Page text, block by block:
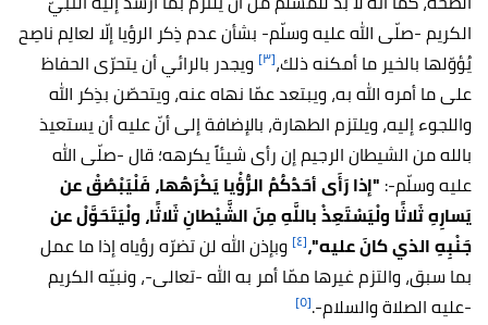
الكريم -صلّى الله عليه وسلّم- بشأن عدم ذِكر الرؤيا إلّا لعالِم ناصِح
يُؤوّلها بالخير ما أمكنه ذلك،[٣]
ويجدر بالرائي أن يتحرّى الحفاظ
على ما أمره الله به، ويبتعد عمّا نهاه عنه، ويتحصّن بذِكر الله
واللجوء إليه، ويلتزم الطهارة، بالإضافة إلى أنّ عليه أن يستعيذ
بالله من الشيطان الرجيم إن رأى شيئاً يكرهه؛ قال -صلّى الله
عليه وسلّم-: "إذا رَأَى أحَدُكُمُ الرُّؤْيا يَكْرَهُها، فَلْيَبْصُقْ عن
يَسارِهِ ثَلاثًا ولْيَسْتَعِذْ باللَّهِ مِنَ الشَّيْطانِ ثَلاثًا، ولْيَتَحَوَّلْ عن
جَنْبِهِ الذي كانَ عليه"،[٤]
وبإذن الله لن تضرّه رؤياه إذا ما عمل
بما سبق، والتزم غيرها ممّا أمر به الله -تعالى-، ونبيّه الكريم
-عليه الصلاة والسلام-.[٥]